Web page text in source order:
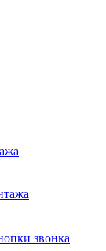
звонка